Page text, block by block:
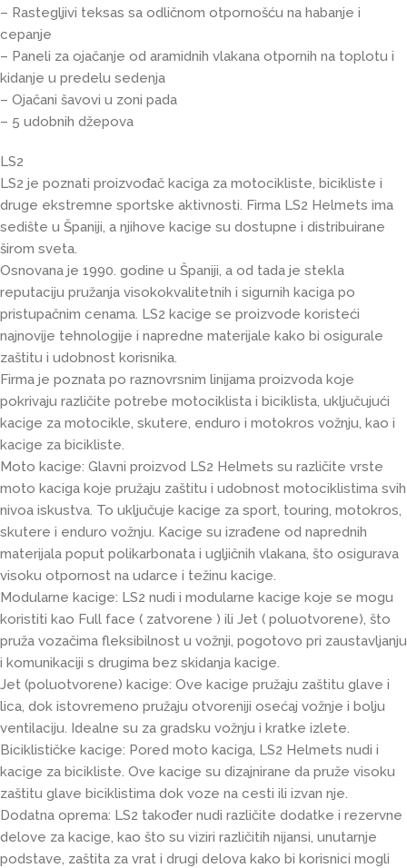
– Rastegljivi teksas sa odličnom otpornošću na habanje i
cepanje
– Paneli za ojačanje od aramidnih vlakana otpornih na toplotu i
kidanje u predelu sedenja
– Ojačani šavovi u zoni pada
– 5 udobnih džepova
LS2
LS2 je poznati proizvođač kaciga za motocikliste, bicikliste i
druge ekstremne sportske aktivnosti. Firma LS2 Helmets ima
sedište u Španiji, a njihove kacige su dostupne i distribuirane
širom sveta.
Osnovana je 1990. godine u Španiji, a od tada je stekla
reputaciju pružanja visokokvalitetnih i sigurnih kaciga po
pristupačnim cenama. LS2 kacige se proizvode koristeći
najnovije tehnologije i napredne materijale kako bi osigurale
zaštitu i udobnost korisnika.
Firma je poznata po raznovrsnim linijama proizvoda koje
pokrivaju različite potrebe motociklista i biciklista, uključujući
kacige za motocikle, skutere, enduro i motokros vožnju, kao i
kacige za bicikliste.
Moto kacige: Glavni proizvod LS2 Helmets su različite vrste
moto kaciga koje pružaju zaštitu i udobnost motociklistima svih
nivoa iskustva. To uključuje kacige za sport, touring, motokros,
skutere i enduro vožnju. Kacige su izrađene od naprednih
materijala poput polikarbonata i ugljičnih vlakana, što osigurava
visoku otpornost na udarce i težinu kacige.
Modularne kacige: LS2 nudi i modularne kacige koje se mogu
koristiti kao Full face ( zatvorene ) ili Jet ( poluotvorene), što
pruža vozačima fleksibilnost u vožnji, pogotovo pri zaustavljanju
i komunikaciji s drugima bez skidanja kacige.
Jet (poluotvorene) kacige: Ove kacige pružaju zaštitu glave i
lica, dok istovremeno pružaju otvoreniji osećaj vožnje i bolju
ventilaciju. Idealne su za gradsku vožnju i kratke izlete.
Biciklističke kacige: Pored moto kaciga, LS2 Helmets nudi i
kacige za bicikliste. Ove kacige su dizajnirane da pruže visoku
zaštitu glave biciklistima dok voze na cesti ili izvan nje.
Dodatna oprema: LS2 također nudi različite dodatke i rezervne
delove za kacige, kao što su viziri različitih nijansi, unutarnje
podstave, zaštita za vrat i drugi delova kako bi korisnici mogli